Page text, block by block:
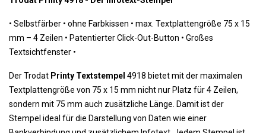
• Selbstfärber • ohne Farbkissen • max. Textplattengröße 75 x 15
mm – 4 Zeilen • Patentierter Click-Out-Button • Großes
Textsichtfenster •
Der Trodat Printy Textstempel 4918 bietet mit der maximalen
Textplattengröße von 75 x 15 mm nicht nur Platz für 4 Zeilen,
sondern mit 75 mm auch zusätzliche Länge. Damit ist der
Stempel ideal für die Darstellung von Daten wie einer